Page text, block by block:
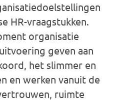
HR-vraagstukken.
organisatie
geven aan
het slimmer en
en werken vanuit de
ruimte